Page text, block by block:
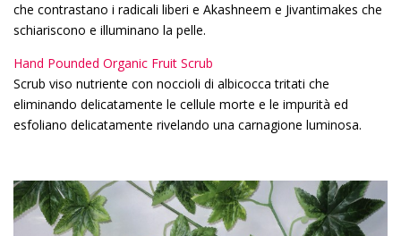
che contrastano i radicali liberi e Akashneem e Jivantimakes che
schiariscono e illuminano la pelle.
Hand Pounded Organic Fruit Scrub
Scrub viso nutriente con noccioli di albicocca tritati che
eliminando delicatamente le cellule morte e le impurità ed
esfoliano delicatamente rivelando una carnagione luminosa.